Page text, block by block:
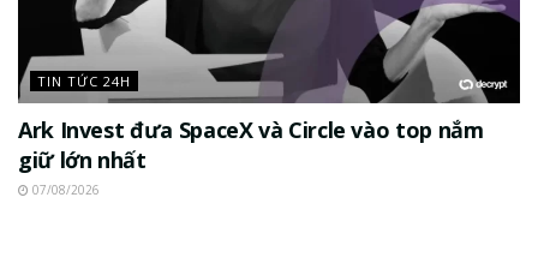
TIN TỨC 24H
Ark Invest đưa SpaceX và Circle vào top nắm
giữ lớn nhất
07/08/2026